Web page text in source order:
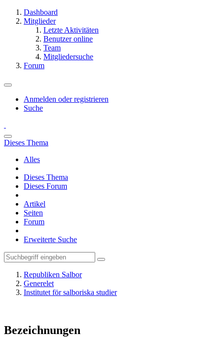
Dashboard
Mitglieder
Letzte Aktivitäten
Benutzer online
Team
Mitgliedersuche
Forum
Anmelden oder registrieren
Suche
Dieses Thema
Alles
Dieses Thema
Dieses Forum
Artikel
Seiten
Forum
Erweiterte Suche
Republiken Salbor
Generelet
Institutet för salboriska studier
Bezeichnungen